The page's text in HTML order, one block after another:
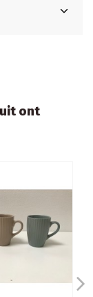
ont